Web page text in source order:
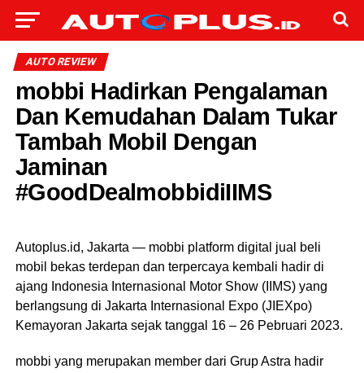
AUTO REVIEW
mobbi Hadirkan Pengalaman
Dan Kemudahan Dalam Tukar
Tambah Mobil Dengan
Jaminan
#GoodDealmobbidiIIMS
Autoplus.id, Jakarta — mobbi platform digital jual beli
mobil bekas terdepan dan terpercaya kembali hadir di
ajang Indonesia Internasional Motor Show (IIMS) yang
berlangsung di Jakarta Internasional Expo (JIEXpo)
Kemayoran Jakarta sejak tanggal 16 – 26 Pebruari 2023.
mobbi yang merupakan member dari Grup Astra hadir